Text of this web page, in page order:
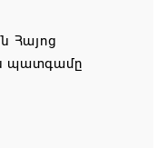
Հայոց
պատգամը